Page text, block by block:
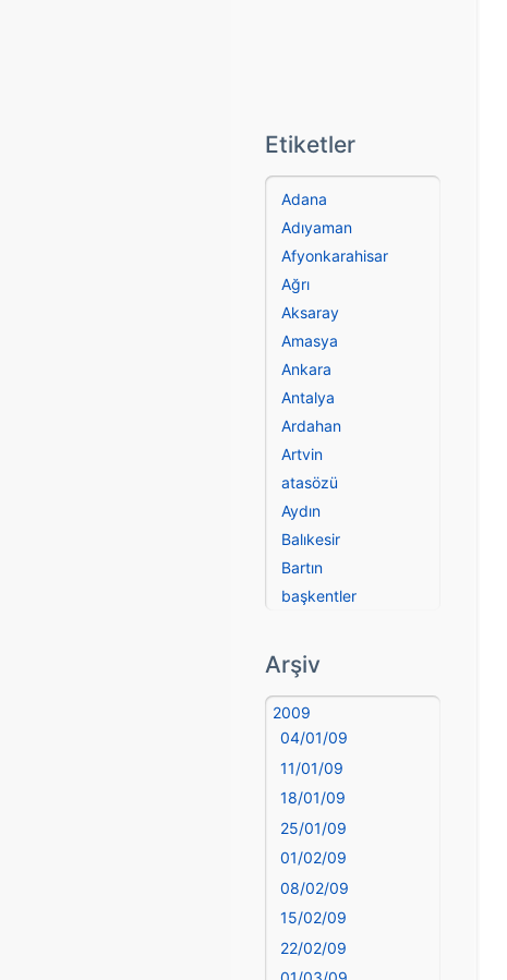
Etiketler
Adana
Adıyaman
Afyonkarahisar
Ağrı
Aksaray
Amasya
Ankara
Antalya
Ardahan
Artvin
atasözü
Aydın
Balıkesir
Bartın
başkentler
Bayburt
Bilecik
Bingöl
Bitlis
Bolu
Burdur
Bursa
Çanakkale
Çankırı
Çorum
Arşiv
2009
04/01/09
11/01/09
18/01/09
25/01/09
01/02/09
08/02/09
15/02/09
22/02/09